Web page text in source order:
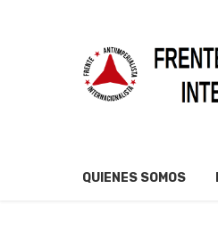
QUIENES SOMOS